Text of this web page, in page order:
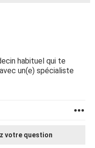
habituel qui te
un(e) spécialiste
votre question